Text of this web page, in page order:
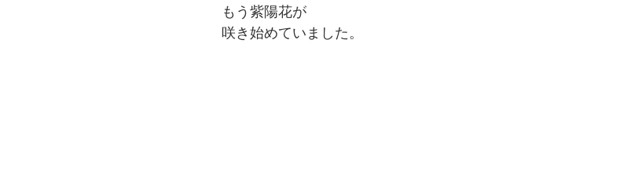
もう紫陽花が
咲き始めていました。